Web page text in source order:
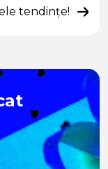
tendințe!